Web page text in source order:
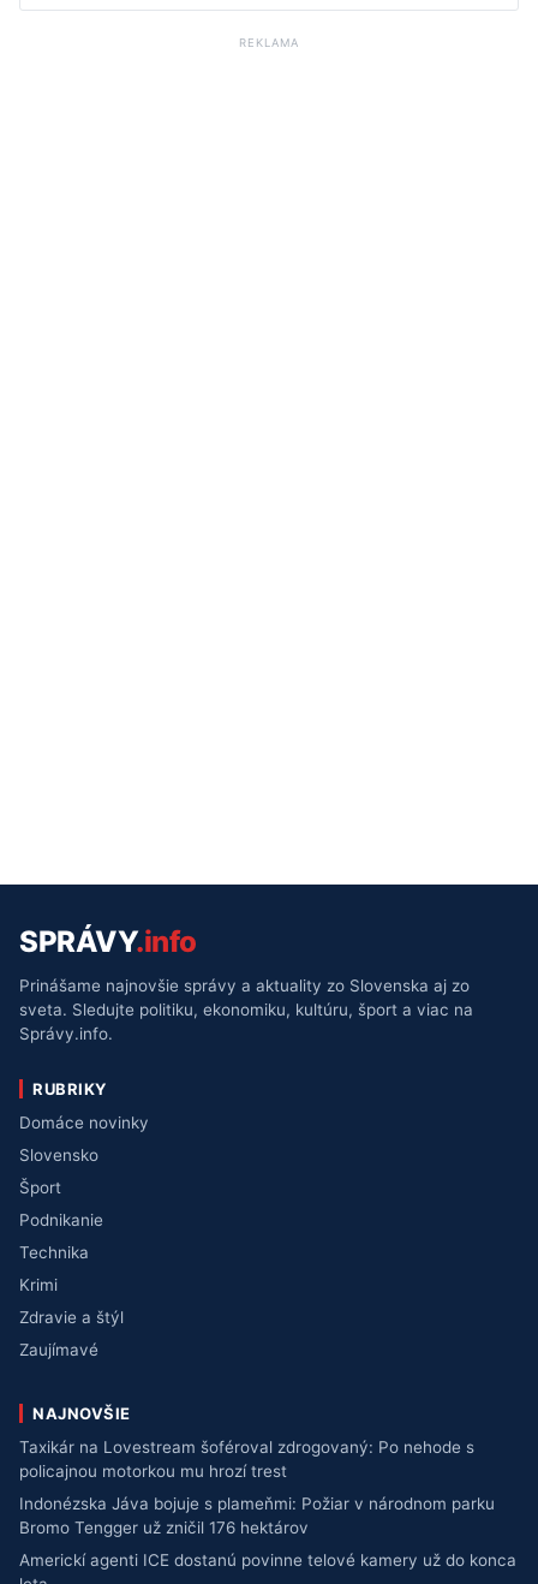
REKLAMA
SPRÁVY.info
Prinášame najnovšie správy a aktuality zo Slovenska aj zo
sveta. Sledujte politiku, ekonomiku, kultúru, šport a viac na
Správy.info.
RUBRIKY
Domáce novinky
Slovensko
Šport
Podnikanie
Technika
Krimi
Zdravie a štýl
Zaujímavé
NAJNOVŠIE
Taxikár na Lovestream šoféroval zdrogovaný: Po nehode s
policajnou motorkou mu hrozí trest
Indonézska Jáva bojuje s plameňmi: Požiar v národnom parku
Bromo Tengger už zničil 176 hektárov
Americkí agenti ICE dostanú povinne telové kamery už do konca